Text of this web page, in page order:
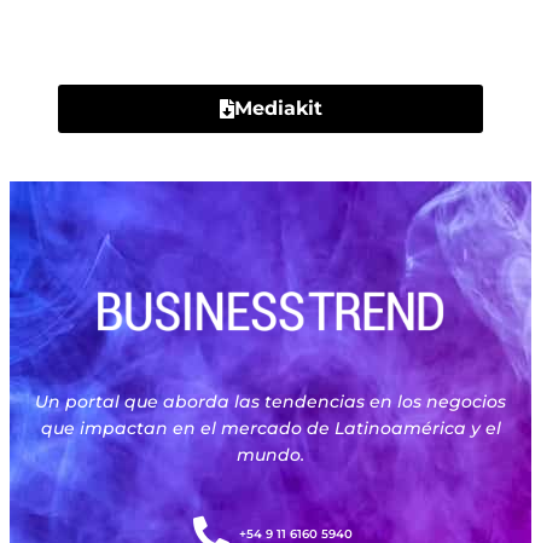
Mediakit
Un portal que aborda las tendencias en los negocios
que impactan en el mercado de Latinoamérica y el
mundo.
+54 9 11 6160 5940